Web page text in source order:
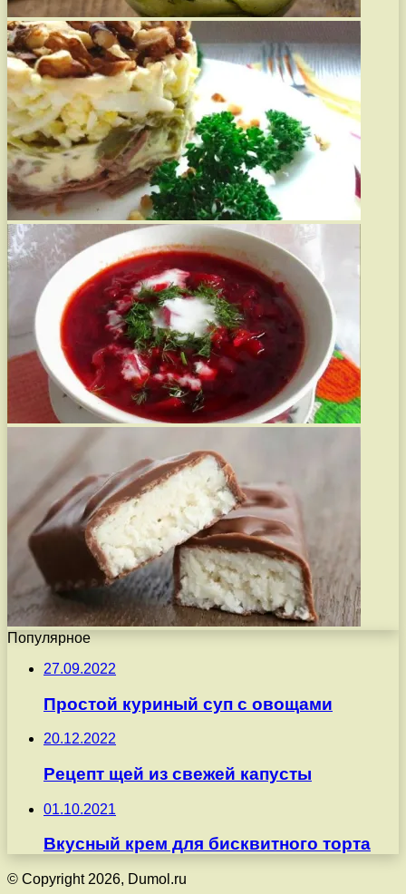
Популярное
27.09.2022
Простой куриный суп с овощами
20.12.2022
Рецепт щей из свежей капусты
01.10.2021
Вкусный крем для бисквитного торта
© Copyright 2026, Dumol.ru